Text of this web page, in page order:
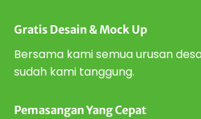
Gratis Desain & Mock Up
Bersama kami semua urusan
sudah kami tanggung.
Pemasangan Yang Cepat